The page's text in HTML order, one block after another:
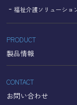
個人情報に
名古屋理研電具株
TEL：052-833-1248
福祉介護ソリューショ
PRODUCT
製品情報
CONTACT
お問い合わせ